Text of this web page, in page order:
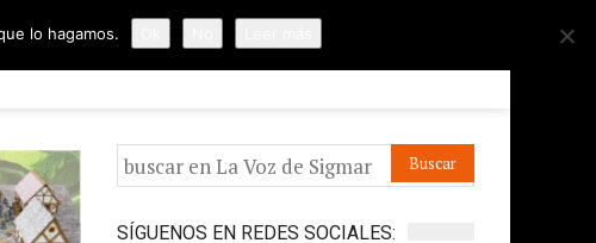
APÓYANOS IR A LA VOZ DE HORUS
SÍGUENOS EN REDES SOCIALES:
lo hagamos.